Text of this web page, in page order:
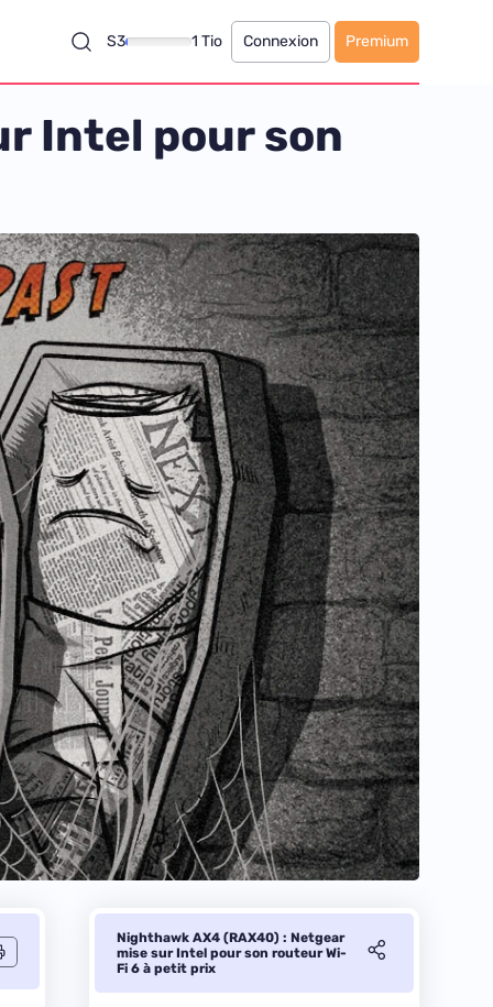
S3 1 Tio Connexion Premium
Intel pour son
Nighthawk AX4 (RAX40) : Netgear
mise sur Intel pour son routeur Wi-
Fi 6 à petit prix